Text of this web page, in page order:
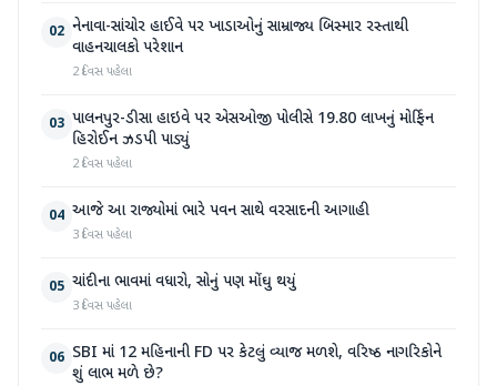
02 નેનાવા-સાંચોર હાઈવે પર ખાડાઓનું સામ્રાજ્ય બિસ્માર રસ્તાથી
વાહનચાલકો પરેશાન
2 દિવસ પહેલા
03 પાલનપુર-ડીસા હાઇવે પર એસઓજી પોલીસે 19.80 લાખનું મોર્ફિન
હિરોઈન ઝડપી પાડ્યું
2 દિવસ પહેલા
04 આજે આ રાજ્યોમાં ભારે પવન સાથે વરસાદની આગાહી
3 દિવસ પહેલા
05 ચાંદીના ભાવમાં વધારો, સોનું પણ મોંઘુ થયું
3 દિવસ પહેલા
06 SBI માં 12 મહિનાની FD પર કેટલું વ્યાજ મળશે, વરિષ્ઠ નાગરિકોને
શું લાભ મળે છે?